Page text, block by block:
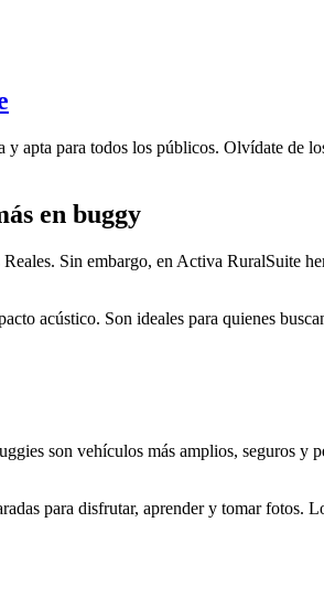
para todos los públicos. Olvídate de
en buggy
Sin embargo, en Activa RuralSuite
acústico. Son ideales para quienes
son vehículos más amplios, seguros y
para disfrutar, aprender y tomar fotos.